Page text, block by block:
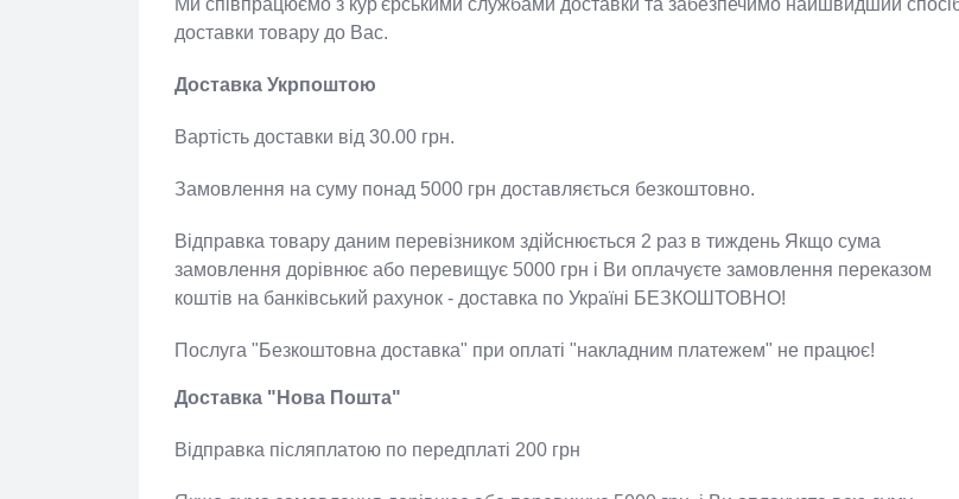
Ми співпрацюємо з кур'єрськими службами доставки та забезпечимо найшвидший
спосіб доставки товару до Вас.
Доставка Укрпоштою
Вартість доставки від 30.00 грн.
Замовлення на суму понад 5000 грн доставляється безкоштовно.
Відправка товару даним перевізником здійснюється 2 раз в тиждень Якщо сума
замовлення дорівнює або перевищує 5000 грн і Ви оплачуєте замовлення переказом
коштів на банківський рахунок - доставка по Україні БЕЗКОШТОВНО!
Послуга "Безкоштовна доставка" при оплаті "накладним платежем" не працює!
Доставка "Нова Пошта"
Відправка післяплатою по передплаті 200 грн